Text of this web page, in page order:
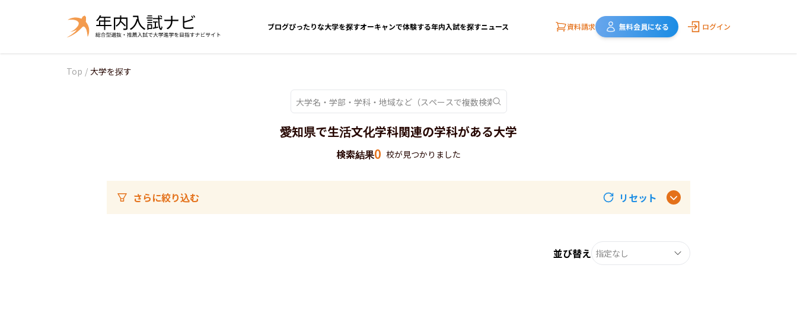
ブログぴったりな大学を探すオーキャンで体験する年内入試を探すニュース 資料請求 無料会員になる ログイン
Top / 大学を探す
愛知県で生活文化学科関連の学科がある大学
検索結果0 校が見つかりました
さらに絞り込む リセット
並び替え 指定なし